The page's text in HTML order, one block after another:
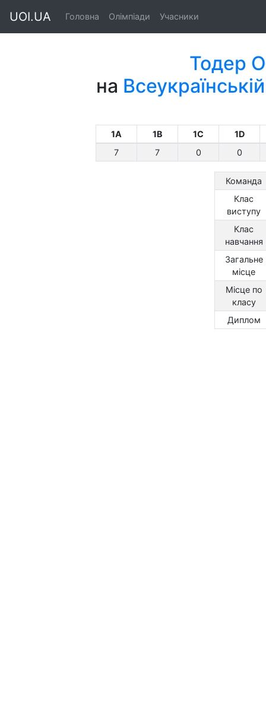
UOI.UA Головна Олімпіади Учасники
Тодер
на
1A 1B 1C
1D
7
7 0 0
Команда
Клас
виступу
Клас
навчання
Загальне
місце
Місце по
класу
Диплом